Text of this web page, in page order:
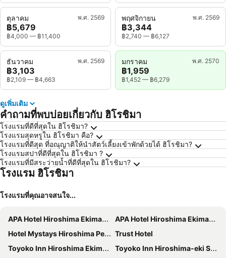
ตุลาคม พ.ศ. 2569
฿5,679
฿4,000 — ฿11,400
พฤศจิกายน พ.ศ. 2569
฿3,344
฿2,740 — ฿6,127
ธันวาคม พ.ศ. 2569
฿3,103
฿2,109 — ฿4,663
มกราคม พ.ศ. 2570
฿1,959
฿1,452 — ฿6,279
ดูเพิ่มเติม
คำถามที่พบบ่อยเกี่ยวกับ ฮิโรชิมา
โรงแรมที่ดีที่สุดใน ฮิโรชิมา?
โรงแรมสุดหรูใน ฮิโรชิมา คือ?
โรงแรมที่ดีสุด ที่อณุญาติให้นำสัตว์เลี้ยงเข้าพักด้วยได้ ฮิโรชิมา?
โรงแรมสปาที่ดีที่สุดใน ฮิโรชิมา ?
โรงแรมที่มีสระว่ายน้ำที่ดีที่สุดใน ฮิโรชิมา?
โรงแรม ฮิโรชิมา
โรงแรมที่คุณอาจสนใจ...
APA Hotel Hiroshima Ekimae Ohashi
APA Hotel Hiroshima Ekimae Shinkansenguchi
Hotel Mystays Hiroshima Peace Park
Trust Hotel
Toyoko Inn Hiroshima Ekimae Ohashi Minami
Toyoko Inn Hiroshima-eki Stadium Mae